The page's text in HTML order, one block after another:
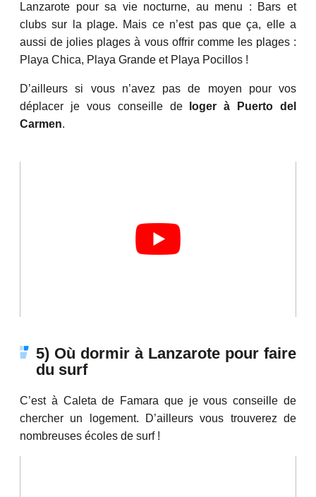
Lanzarote pour sa vie nocturne, au menu : Bars et
clubs sur la plage. Mais ce n’est pas que ça, elle a
aussi de jolies plages à vous offrir comme les plages :
Playa Chica, Playa Grande et Playa Pocillos !
D’ailleurs si vous n’avez pas de moyen pour vos
déplacer je vous conseille de
loger à Puerto del
Carmen.
5) Où dormir à Lanzarote pour faire
du surf
C’est à Caleta de Famara que je vous conseille de
chercher un logement. D’ailleurs vous trouverez de
nombreuses écoles de surf !